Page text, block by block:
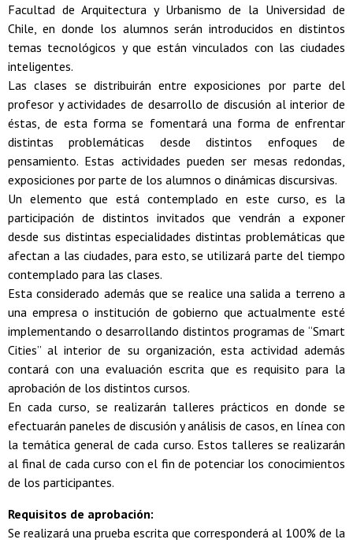
Facultad de Arquitectura y Urbanismo de la Universidad de
Chile, en donde los alumnos serán introducidos en distintos
temas tecnológicos y que están vinculados con las ciudades
inteligentes.
Las clases se distribuirán entre exposiciones por parte del
profesor y actividades de desarrollo de discusión al interior de
éstas, de esta forma se fomentará una forma de enfrentar
distintas problemáticas desde distintos enfoques de
pensamiento. Estas actividades pueden ser mesas redondas,
exposiciones por parte de los alumnos o dinámicas discursivas.
Un elemento que está contemplado en este curso, es la
participación de distintos invitados que vendrán a exponer
desde sus distintas especialidades distintas problemáticas que
afectan a las ciudades, para esto, se utilizará parte del tiempo
contemplado para las clases.
Esta considerado además que se realice una salida a terreno a
una empresa o institución de gobierno que actualmente esté
implementando o desarrollando distintos programas de “Smart
Cities” al interior de su organización, esta actividad además
contará con una evaluación escrita que es requisito para la
aprobación de los distintos cursos.
En cada curso, se realizarán talleres prácticos en donde se
efectuarán paneles de discusión y análisis de casos, en línea con
la temática general de cada curso. Estos talleres se realizarán
al final de cada curso con el fin de potenciar los conocimientos
de los participantes.
Requisitos de aprobación:
Se realizará una prueba escrita que corresponderá al 100% de la